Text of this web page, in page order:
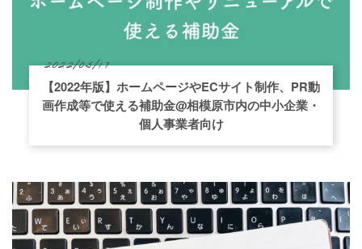
2022/05/17
【2022年版】ホームページやECサイト制作、PR動
画作成等で使える補助金@相模原市内の中小企業・
個人事業者向け